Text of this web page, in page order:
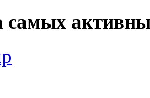
самых